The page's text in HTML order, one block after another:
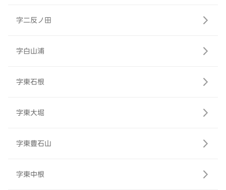
字二反ノ田
字白山浦
字東石根
字東大堀
字東豊石山
字東中根